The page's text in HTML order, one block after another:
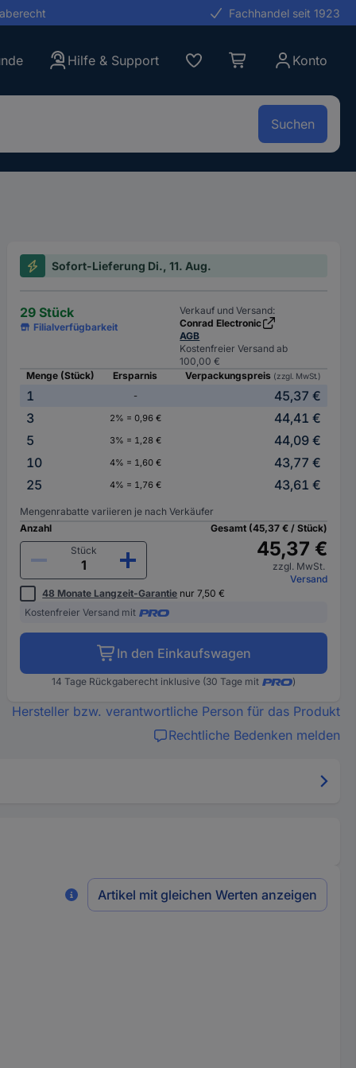
Fachhandel seit 1923
Hilfe & Support Konto
Suchen
Sofort-Lieferung Di., 11. Aug.
29 Stück
Filialverfügbarkeit
Verkauf und Versand:
Conrad Electronic
AGB
Kostenfreier Versand ab
100,00 €
Menge (Stück)
Ersparnis Verpackungspreis (zzgl. MwSt.)
1 -
45,37 €
3
2% = 0,96 €
44,41 €
5
3% = 1,28 €
44,09 €
10
4% = 1,60 €
43,77 €
25
4% = 1,76 € 43,61 €
Mengenrabatte variieren je nach Verkäufer
Anzahl
Stück
Gesamt (45,37 € / Stück)
45,37 €
zzgl. MwSt.
Versand
48 Monate Langzeit-Garantie nur 7,50 €
Kostenfreier Versand mit
In den Einkaufswagen
14 Tage Rückgaberecht inklusive (30 Tage mit )
Hersteller bzw. verantwortliche Person für das Produkt
Rechtliche Bedenken melden
Artikel mit gleichen Werten anzeigen